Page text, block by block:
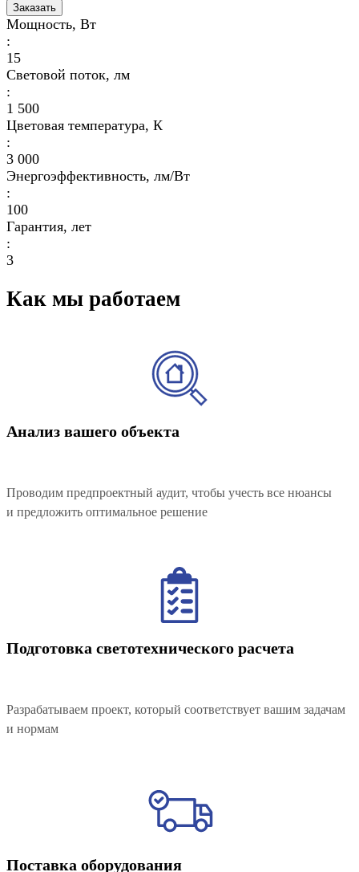
Заказать
Мощность, Вт
:
15
Световой поток, лм
:
1 500
Цветовая температура, К
:
3 000
Энергоэффективность, лм/Вт
:
100
Гарантия, лет
:
3
Как мы работаем
Анализ вашего объекта
Проводим предпроектный аудит, чтобы учесть все нюансы
и предложить оптимальное решение
Подготовка светотехнического расчета
Разрабатываем проект, который соответствует вашим задачам
и нормам
Поставка оборудования